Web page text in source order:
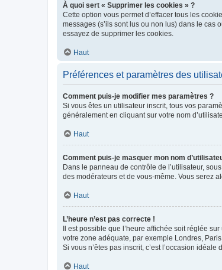
À quoi sert « Supprimer les cookies » ?
Cette option vous permet d’effacer tous les
messages (s’ils sont lus ou non lus) dans le cas
essayez de supprimer les cookies.
Haut
Préférences et paramètres des
Comment puis-je modifier mes paramètres ?
Si vous êtes un utilisateur inscrit, tous vos
généralement en cliquant sur votre nom
Haut
Comment puis-je masquer mon nom
Dans le panneau de contrôle de l’utilisateur,
des modérateurs et de vous-même. Vous serez
Haut
L’heure n’est pas correcte !
Il est possible que l’heure affichée soit réglée
votre zone adéquate, par exemple Londres,
Si vous n’êtes pas inscrit, c’est l’occasion idéale
Haut